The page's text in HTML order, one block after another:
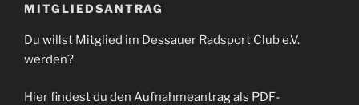
MITGLIEDSANTRAG
Du willst Mitglied im Dessauer Radsport Club e.V.
werden?
Hier findest du den Aufnahmeantrag als PDF-